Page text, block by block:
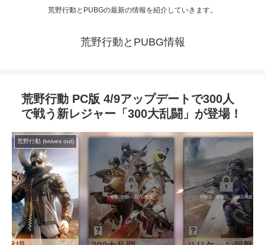
荒野行動とPUBGの最新の情報を紹介していきます。
荒野行動とPUBG情報
荒野行動 PC版 4/9アップデートで300人
で戦う新レジャー「300大乱闘」が登場！
荒野行動 (knives out)